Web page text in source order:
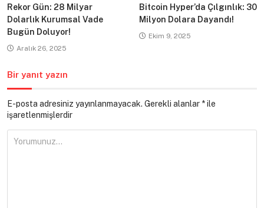
Rekor Gün: 28 Milyar
Dolarlık Kurumsal Vade
Bugün Doluyor!
Aralık 26, 2025
Bitcoin Hyper’da Çılgınlık: 30
Milyon Dolara Dayandı!
Ekim 9, 2025
Bir yanıt yazın
E-posta adresiniz yayınlanmayacak. Gerekli alanlar *ile
işaretlenmişlerdir